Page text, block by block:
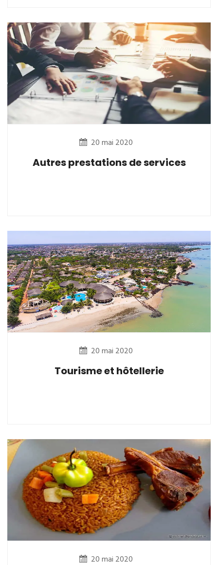
20 mai 2020
Autres prestations de services
20 mai 2020
Tourisme et hôtellerie
20 mai 2020